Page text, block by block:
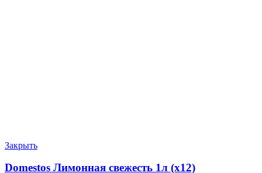
Закрыть
Domestos Лимонная свежесть 1л (х12)